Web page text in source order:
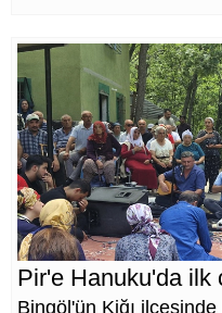
Pir'e Hanuku'da ilk
Bingöl'ün Kiğı